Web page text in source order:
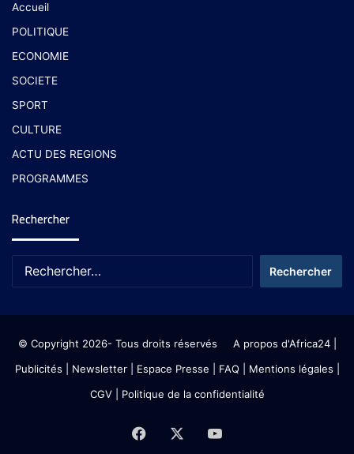
Accueil
POLITIQUE
ECONOMIE
SOCIETE
SPORT
CULTURE
ACTU DES REGIONS
PROGRAMMES
Rechercher
© Copyright 2026- Tous droits réservés A propos d'Africa24|
Publicités
Newsletter| Espace Presse | FAQ | Mentions légales
CGV| Politique de la confidentialité